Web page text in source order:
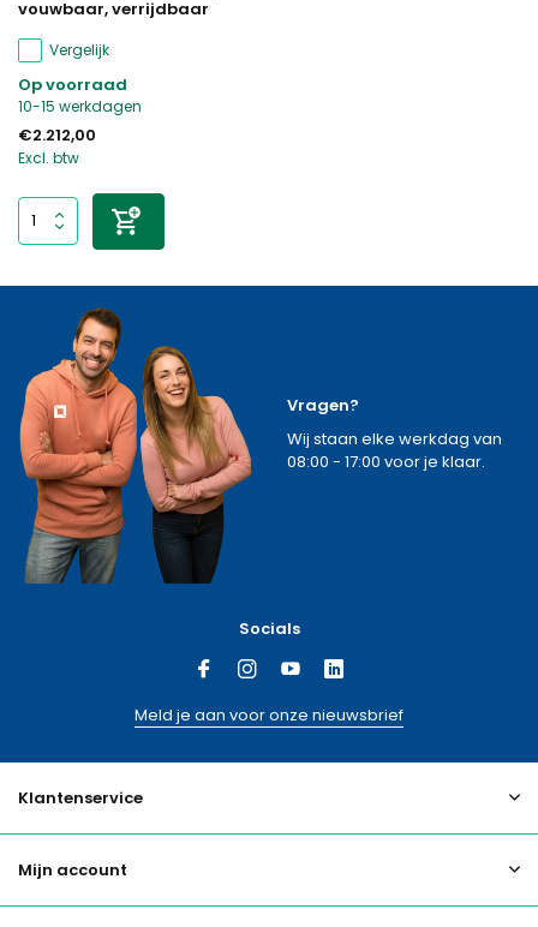
vouwbaar, verrijdbaar
Vergelijk
Op voorraad
10-15 werkdagen
€2.212,00
Excl. btw
Vragen?
Wij staan elke werkdag van
08:00 - 17:00 voor je klaar.
Socials
Meld je aan voor onze nieuwsbrief
Klantenservice
Mijn account